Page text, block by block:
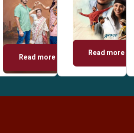
Read more Read more